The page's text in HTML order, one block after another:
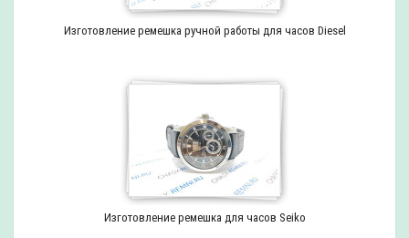
Изготовление ремешка ручной работы для часов Diesel
Изготовление ремешка для часов Seiko